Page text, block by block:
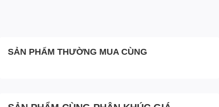
vạch chia cố định. Đồng hồ so cơ khí Mitutoyo được sản
hoặc inch phù hợp với nhiều yêu cầu khác nhau của khách
SẢN PHẨM THƯỜNG MUA CÙNG